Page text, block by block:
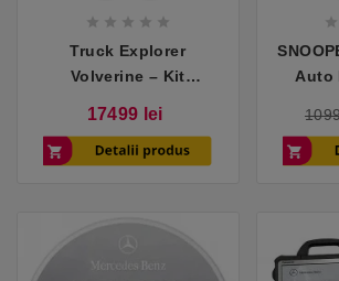
    
Truck Explorer
Volverine – Kit
17499 lei

Auto